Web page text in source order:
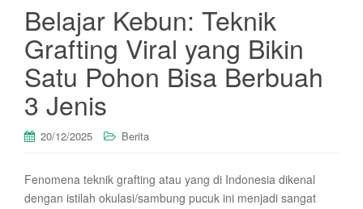
Belajar Kebun: Teknik
Grafting Viral yang Bikin
Satu Pohon Bisa Berbuah
3 Jenis
20/12/2025 Berita
Fenomena teknik grafting atau yang di Indonesia dikenal
dengan istilah okulasi/sambung pucuk ini menjadi sangat